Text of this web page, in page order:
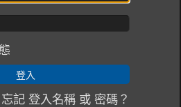
忘記 登入名稱 或 密碼？